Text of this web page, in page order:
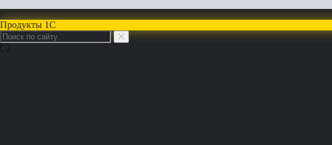
Продукты 1С